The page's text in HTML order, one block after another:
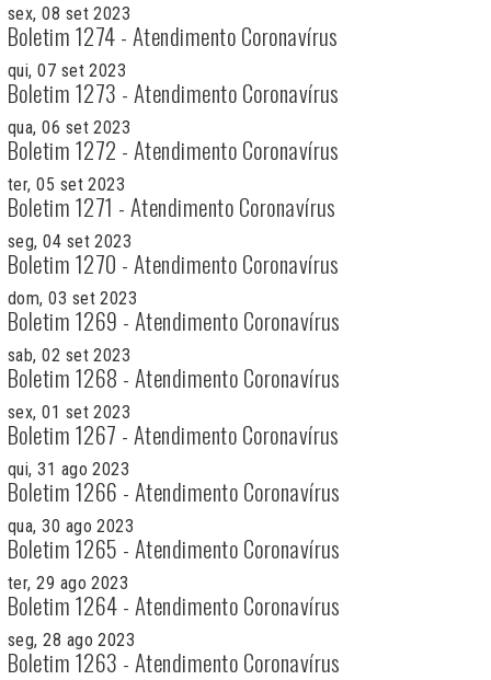
sex, 08 set 2023
Boletim 1274 - Atendimento Coronavírus
qui, 07 set 2023
Boletim 1273 - Atendimento Coronavírus
qua, 06 set 2023
Boletim 1272 - Atendimento Coronavírus
ter, 05 set 2023
Boletim 1271 - Atendimento Coronavírus
seg, 04 set 2023
Boletim 1270 - Atendimento Coronavírus
dom, 03 set 2023
Boletim 1269 - Atendimento Coronavírus
sab, 02 set 2023
Boletim 1268 - Atendimento Coronavírus
sex, 01 set 2023
Boletim 1267 - Atendimento Coronavírus
qui, 31 ago 2023
Boletim 1266 - Atendimento Coronavírus
qua, 30 ago 2023
Boletim 1265 - Atendimento Coronavírus
ter, 29 ago 2023
Boletim 1264 - Atendimento Coronavírus
seg, 28 ago 2023
Boletim 1263 - Atendimento Coronavírus